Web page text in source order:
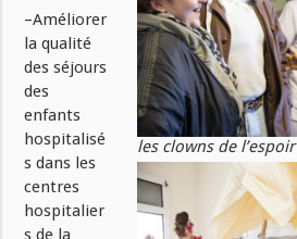
les clowns de l’espoir
–Améliorer
la qualité
des séjours
des
enfants
hospitalisé
s dans les
centres
hospitalier
s de la